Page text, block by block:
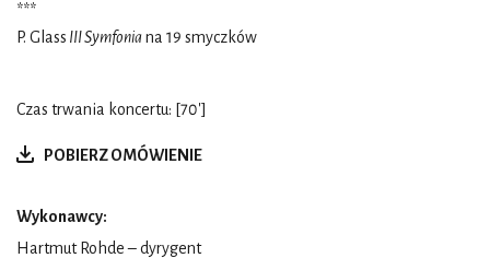
***
P. Glass III Symfoniana 19 smyczków
Czas trwania koncertu: [70']
POBIERZ OMÓWIENIE
Wykonawcy:
Hartmut Rohde– dyrygent